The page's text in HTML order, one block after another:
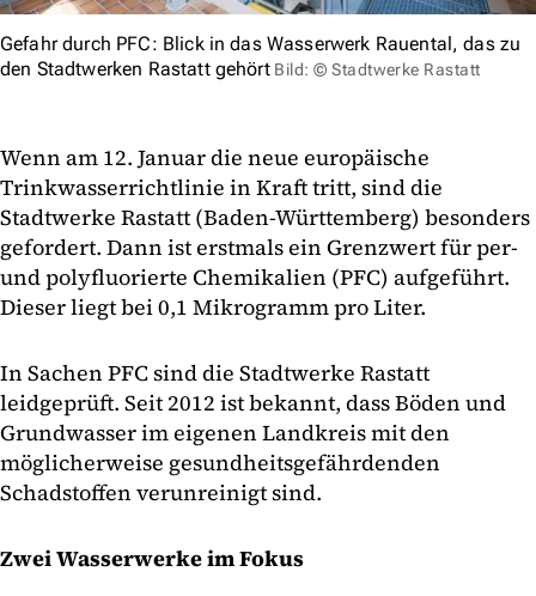
Gefahr durch PFC: Blick in das Wasserwerk Rauental, das zu
den Stadtwerken Rastatt gehört Bild: © Stadtwerke Rastatt
Wenn am 12. Januar die neue europäische
Trinkwasserrichtlinie in Kraft tritt, sind die
Stadtwerke Rastatt (Baden-Württemberg) besonders
gefordert. Dann ist erstmals ein Grenzwert für per-
und polyfluorierte Chemikalien (PFC) aufgeführt.
Dieser liegt bei 0,1 Mikrogramm pro Liter.
In Sachen PFC sind die Stadtwerke Rastatt
leidgeprüft. Seit 2012 ist bekannt, dass Böden und
Grundwasser im eigenen Landkreis mit den
möglicherweise gesundheitsgefährdenden
Schadstoffen verunreinigt sind.
Zwei Wasserwerke im Fokus